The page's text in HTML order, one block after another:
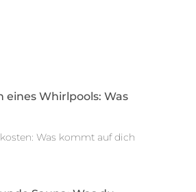
Whirlpools: Was
Was kommt auf dich